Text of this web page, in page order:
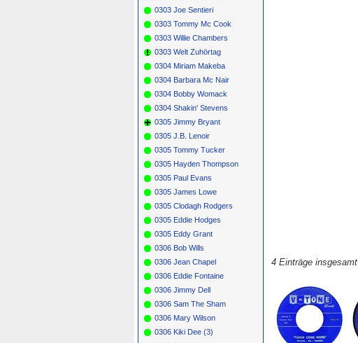
4 Einträge insgesamt
0303 Joe Sentieri
0303 Tommy Mc Cook
0303 Willie Chambers
0303 Welt Zuhörtag
0304 Miriam Makeba
0304 Barbara Mc Nair
0304 Bobby Womack
0304 Shakin' Stevens
0305 Jimmy Bryant
0305 J.B. Lenoir
0305 Tommy Tucker
0305 Hayden Thompson
0305 Paul Evans
0305 James Lowe
0305 Clodagh Rodgers
0305 Eddie Hodges
0305 Eddy Grant
0306 Bob Wills
0306 Jean Chapel
0306 Eddie Fontaine
0306 Jimmy Dell
0306 Sam The Sham
0306 Mary Wilson
0306 Kiki Dee (3)